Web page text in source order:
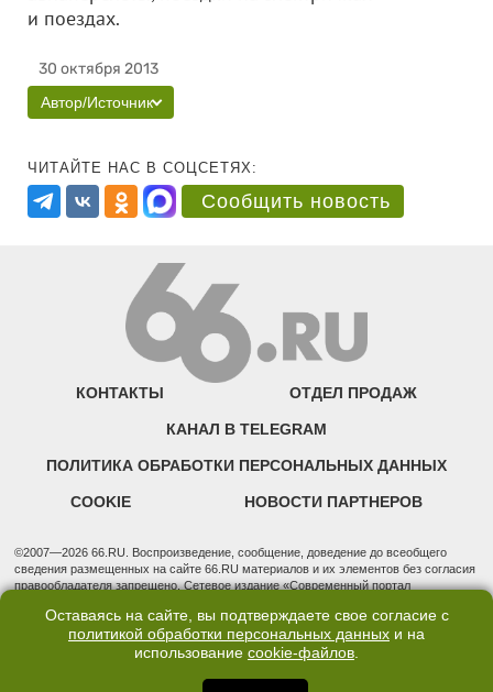
и поездах.
30 октября 2013
Автор/Источник
ЧИТАЙТЕ НАС В СОЦСЕТЯХ:
Сообщить новость
КОНТАКТЫ ОТДЕЛ ПРОДАЖ
КАНАЛ В TELEGRAM
ПОЛИТИКА ОБРАБОТКИ ПЕРСОНАЛЬНЫХ ДАННЫХ
COOKIE НОВОСТИ ПАРТНЕРОВ
©2007—2026 66.RU. Воспроизведение, сообщение, доведение до всеобщего
сведения размещенных на сайте 66.RU материалов и их элементов без согласия
правообладателя запрещено. Сетевое издание «Современный портал
надзору в сфере связи, информационных технологий и массовых коммуникаций
(Роскомнадзор). Регистрационный номер ЭЛ № ФС 77 - 76634 от 02.09.2019
Учредитель: Общество с ограниченной ответственностью "66.ру". Юридический
3, оф. 7015 Фактический адрес редакции и отдела продаж: 620014, Свердловская
Оставаясь на сайте, вы подтверждаете свое согласие с
политикой обработки персональных данных и на
использование cookie-файлов.